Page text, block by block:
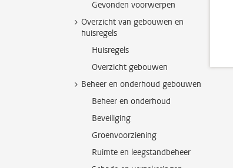
Gevonden voorwerpen
Overzicht van gebouwen en
huisregels
Huisregels
Overzicht gebouwen
Beheer en onderhoud gebouwen
Beheer en onderhoud
Beveiliging
Groenvoorziening
Ruimte en leegstandbeheer